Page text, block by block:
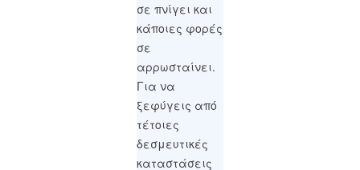
σε πνίγει και
κάποιες φορές
σε
αρρωσταίνει.
Για να
ξεφύγεις από
τέτοιες
δεσμευτικές
καταστάσεις